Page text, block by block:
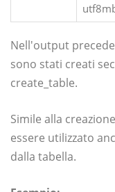
Nell'output
sono stati creati
create_table.
Simile alla
essere utilizzato
dalla tabella.